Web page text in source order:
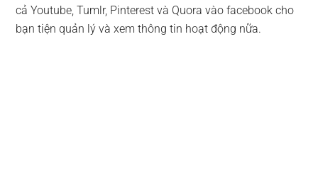
cả Youtube, Tumlr, Pinterest và Quora vào facebook cho
bạn tiện quản lý và xem thông tin hoạt động nữa.